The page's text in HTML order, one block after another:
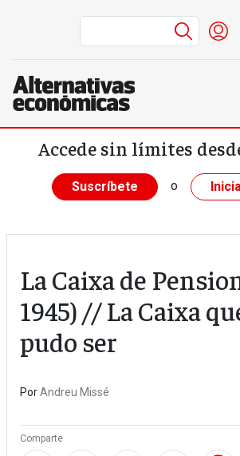
Pasar al contenido principal
Accede sin límites
Suscríbete o
La Caixa de
1945) // La Caixa
pudo ser
PorAndreu Missé
Comparte